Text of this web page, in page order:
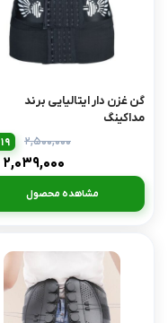
گن غزن دار ایتالیایی برند
مداکینگ
۲,۵۰۰,۰۰۰
۲,۰۳۹,۰۰۰
19
مشاهده محصول